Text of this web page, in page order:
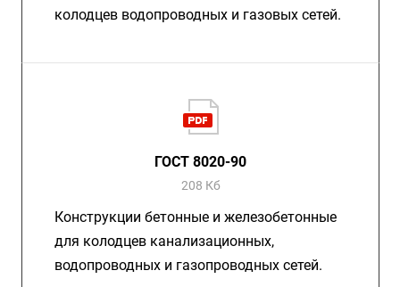
колодцев водопроводных и газовых сетей.
ГОСТ 8020-90
208 Кб
Конструкции бетонные и железобетонные
для колодцев канализационных,
водопроводных и газопроводных сетей.